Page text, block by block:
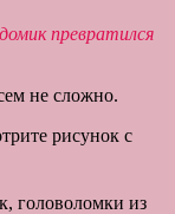
превратился
не сложно.
рисунок с